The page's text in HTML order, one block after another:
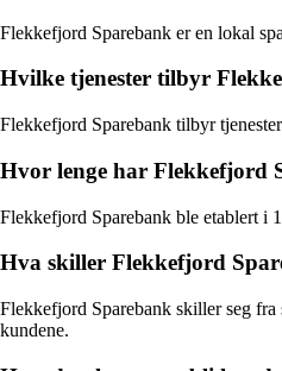
Flekkefjord Sparebank er en lokal
Hvilke tjenester tilbyr
Flekkefjord Sparebank tilbyr
Hvor lenge har Flekkefjord
Flekkefjord Sparebank ble etablert i
Hva skiller Flekkefjord
Flekkefjord Sparebank skiller seg
kundene.